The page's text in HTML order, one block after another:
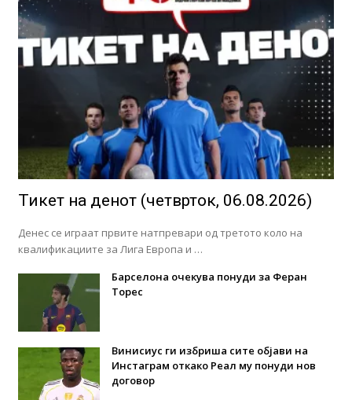
Тикет на денот (четврток, 06.08.2026)
Денес се играат првите натпревари од третото коло на
квалификациите за Лига Европа и …
Барселона очекува понуди за Феран
Торес
Винисиус ги избриша сите објави на
Инстаграм откако Реал му понуди нов
договор